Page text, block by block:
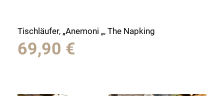
Tischläufer, „Anemoni „, The Napking
69,90 €